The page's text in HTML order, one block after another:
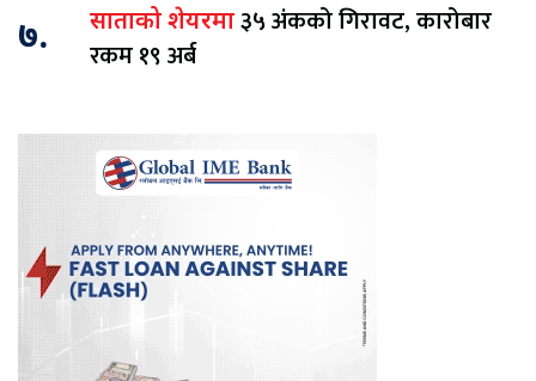
७. साताको शेयरमा३५ अंकको गिरावट, कारोबार
रकम १९ अर्ब